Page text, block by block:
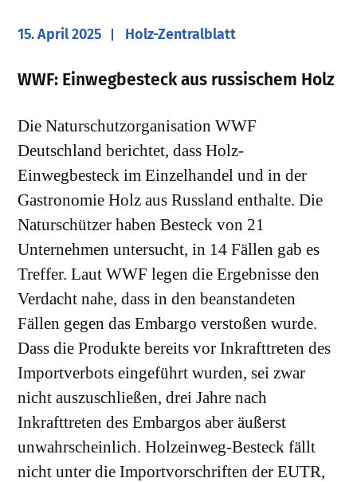
15. April 2025 Holz-Zentralblatt
WWF: Einwegbesteck aus russischem Holz
Die Naturschutzorganisation WWF
Deutschland berichtet, dass Holz-
Einwegbesteck im Einzelhandel und in der
Gastronomie Holz aus Russland enthalte. Die
Naturschützer haben Besteck von 21
Unternehmen untersucht, in 14 Fällen gab es
Treffer. Laut WWF legen die Ergebnisse den
Verdacht nahe, dass in den beanstandeten
Fällen gegen das Embargo verstoßen wurde.
Dass die Produkte bereits vor Inkrafttreten des
Importverbots eingeführt wurden, sei zwar
nicht auszuschließen, drei Jahre nach
Inkrafttreten des Embargos aber äußerst
unwahrscheinlich. Holzeinweg-Besteck fällt
nicht unter die Importvorschriften der EUTR,